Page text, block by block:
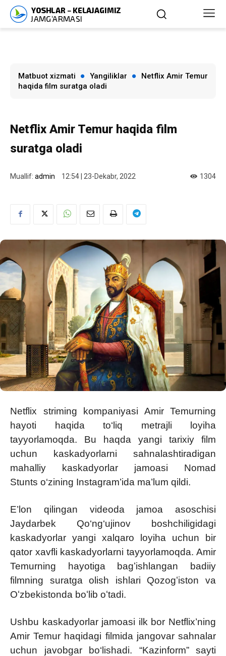
Matbuot xizmati Yangiliklar
Netflix Amir Temur
haqida film suratga oladi
Netflix Amir Temur haqida film
suratga oladi
Muallif: admin 12:54 | 23-Dekabr, 2022 1304
Netflix striming kompaniyasi Amir Temurning
hayoti haqida to‘liq metrajli loyiha
tayyorlamoqda. Bu haqda yangi tarixiy film
uchun kaskadyorlarni sahnalashtiradigan
mahalliy kaskadyorlar jamoasi Nomad
Stunts o‘zining Instagram’ida ma’lum qildi.
E’lon qilingan videoda jamoa asoschisi
Jaydarbek Qo‘ng‘ujinov boshchiligidagi
kaskadyorlar yangi xalqaro loyiha uchun bir
qator xavfli kaskadyorlarni tayyorlamoqda. Amir
Temurning hayotiga bagʻishlangan badiiy
filmning suratga olish ishlari Qozogʻiston va
Oʻzbekistonda boʻlib oʻtadi.
Ushbu kaskadyorlar jamoasi ilk bor Netflix’ning
Amir Temur haqidagi filmida jangovar sahnalar
uchun javobgar bo‘lishadi. “Kazinform” sayti